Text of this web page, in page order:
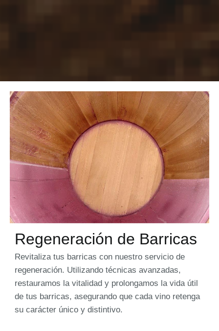
Regeneración de Barricas
Revitaliza tus barricas con nuestro servicio de
regeneración. Utilizando técnicas avanzadas,
restauramos la vitalidad y prolongamos la vida útil
de tus barricas, asegurando que cada vino retenga
su carácter único y distintivo.